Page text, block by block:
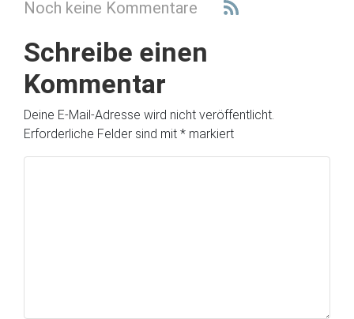
Noch keine Kommentare
Schreibe einen
Kommentar
Deine E-Mail-Adresse wird nicht veröffentlicht.
Erforderliche Felder sind mit * markiert